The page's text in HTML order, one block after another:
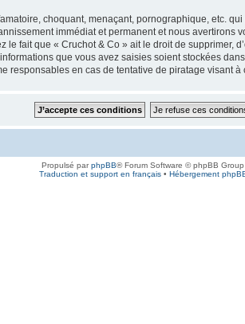
choquant, menaçant, pornographique, etc.
immédiat et permanent et nous avertirons
fait que « Cruchot & Co » ait le droit de supprimer,
que vous avez saisies soient stockées
responsables en cas de tentative de piratage visant à
Propulsé parphpBB® Forum Software © phpBB Group
Traduction et support en français• Hébergement